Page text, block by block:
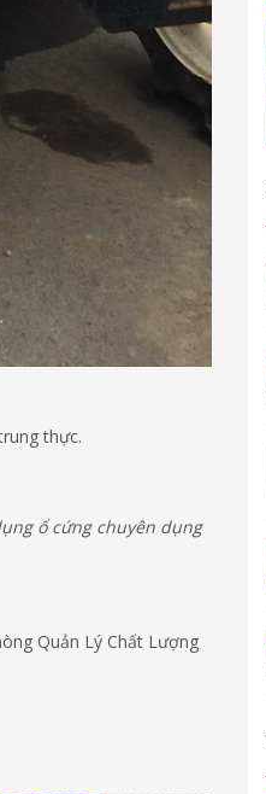
thực.
ổ cứng chuyên dụng
Quản Lý Chất Lượng